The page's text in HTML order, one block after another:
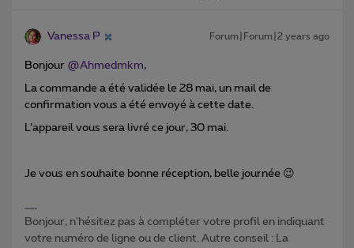
Vanessa P Forum|Forum|2 years ago
Bonjour @Ahmedmkm,
La commande a été validée le 28 mai, un mail de
confirmation vous a été envoyé à cette date.
L’appareil vous sera livré ce jour, 30 mai.
Je vous en souhaite bonne réception, belle journée 😉
Bonjour, n'hésitez pas à compléter votre profil en indiquant
votre numéro de ligne ou de client. Autre conseil : La